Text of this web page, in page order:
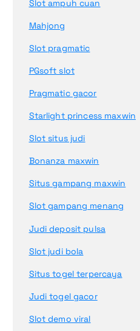
Slot ampuh cuan
Mahjong
Slot pragmatic
PGsoft slot
Pragmatic gacor
Starlight princess maxwin
Slot situs judi
Bonanza maxwin
Situs gampang maxwin
Slot gampang menang
Judi deposit pulsa
Slot judi bola
Situs togel terpercaya
Judi togel gacor
Slot demo viral